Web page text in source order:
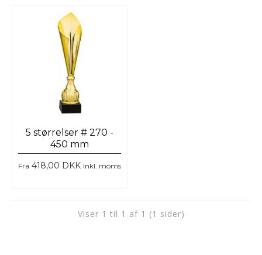
5 størrelser # 270 -
450 mm
Fra 418,00 DKK Inkl. moms
Viser 1 til 1 af 1 (1 sider)